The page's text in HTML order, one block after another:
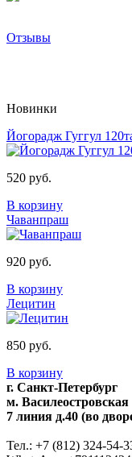
Отзывы
Новинки
Йогорадж Гуггул
520 руб.
В корзину
Чаванпраш
920 руб.
В корзину
Лецитин
850 руб.
В корзину
г. Санкт-Петербург
м. Василеостровская
7 линия д.40 (во
Тел.: +7 (812) 324-54-